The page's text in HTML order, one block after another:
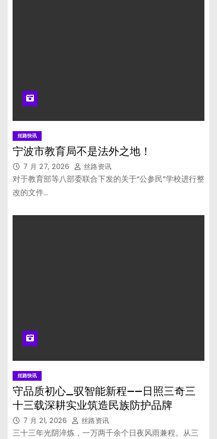
丝路快讯
宁波市教育局不是法外之地！
7 月 27, 2026 丝路资讯
对于教育部等八部委联合下发的关于“公参民”学校进行整
改的文件…
丝路快讯
守品质初心_驭智能新程——日照三奇三
十三载深耕实业筑造民族防护品牌
7 月 21, 2026 丝路资讯
三十三年光阴淬炼，一万两千余个日夜风雨兼程。从三